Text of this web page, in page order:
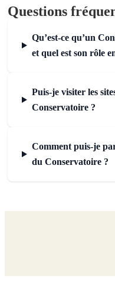
Questions
Qu’est‑ce qu’un
et quel est son rôle
Puis‑je visiter les
Conservatoire ?
Comment puis‑je
du Conservatoire ?